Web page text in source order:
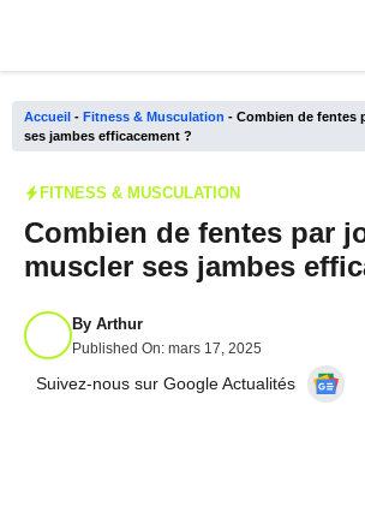
Accueil - Fitness & Musculation - Combien de fentes
ses jambes efficacement ?
FITNESS & MUSCULATION
Combien de fentes par
muscler ses jambes
By Arthur
Published On: mars 17, 2025
Suivez-nous sur Google Actualités